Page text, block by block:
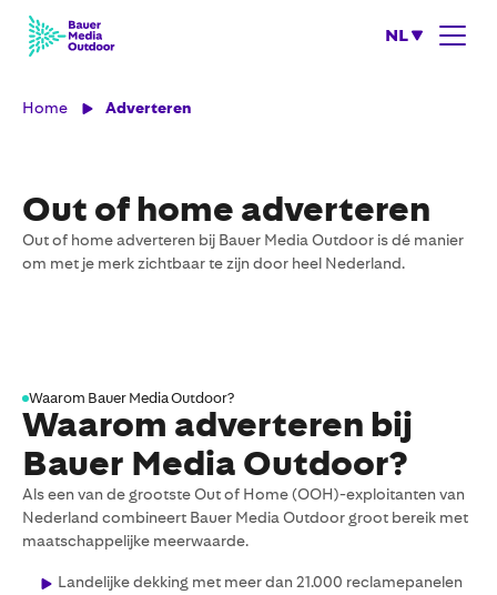
NL
Home Adverteren
Out of home adverteren
Out of home adverteren bij Bauer Media Outdoor is dé manier
om met je merk zichtbaar te zijn door heel Nederland.
Waarom Bauer Media Outdoor?
Waarom adverteren bij
Bauer Media Outdoor?
Als een van de grootste Out of Home (OOH)-exploitanten van
Nederland combineert Bauer Media Outdoor groot bereik met
maatschappelijke meerwaarde.
Landelijke dekking met meer dan 21.000 reclamepanelen